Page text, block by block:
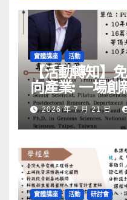
實體講座 活動
【活動轉知】
向產業: ⼀場創
旅程」
2026 年 7 月 21 日
實體講座 活動 研討會